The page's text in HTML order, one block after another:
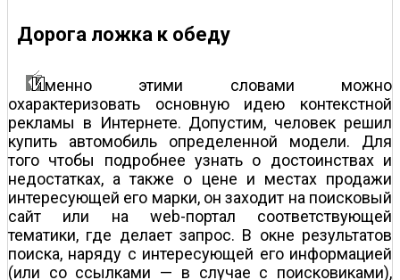
Дорога ложка к обеду
менно этими словами можно
охарактеризовать основную идею контекстной
рекламы в Интернете. Допустим, человек решил
купить автомобиль определенной модели. Для
того чтобы подробнее узнать о достоинствах и
недостатках, а также о цене и местах продажи
интересующей его марки, он заходит на поисковый
сайт или на web-портал соответствующей
тематики, где делает запрос. В окне результатов
поиска, наряду с интересующей его информацией
(или со ссылками — в случае с поисковиками),